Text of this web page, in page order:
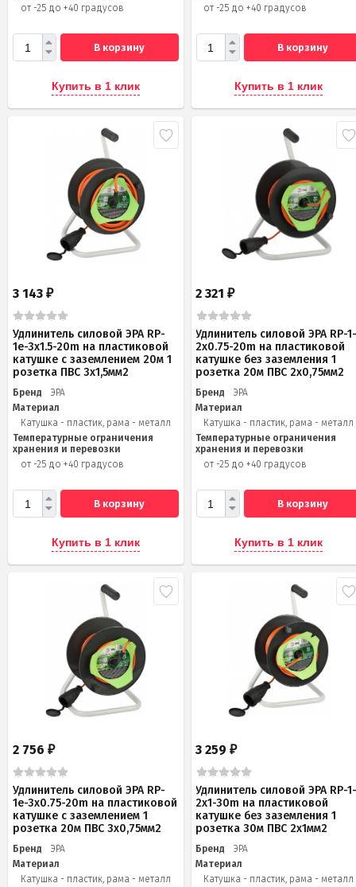
от -25 до +40 градусов
В корзину
Купить в 1 клик
от -25 до +40 градусов
В корзину
Купить в 1 клик
3 143 ₽
Удлинитель силовой ЭРА RP-
1e-3x1.5-20m на пластиковой
катушке c заземлением 20м 1
розетка ПВС 3х1,5мм2
Бренд
ЭРА
Материал
Катушка - пластик, рама - металл
Температурные ограничения
хранения и перевозки
от -25 до +40 градусов
В корзину
Купить в 1 клик
2 321₽
Удлинитель силовой ЭРА RP-
2x0.75-20m на пластиковой
катушке без заземления 1
розетка 20м ПВС 2х0,75мм2
Бренд
ЭРА
Материал
Катушка - пластик, рама - металл
Температурные ограничения
хранения и перевозки
от -25 до +40 градусов
В корзину
Купить в 1 клик
2 756 ₽
Удлинитель силовой ЭРА RP-
1e-3х0.75-20m на пластиковой
катушке c заземлением 1
розетка 20м ПВС 3х0,75мм2
Бренд
ЭРА
Материал
Катушка - пластик, рама - металл
3 259₽
Удлинитель силовой ЭРА RP-
2x1-30m на пластиковой
катушке без заземления 1
розетка 30м ПВС 2x1мм2
Бренд
ЭРА
Материал
Катушка - пластик, рама - металл